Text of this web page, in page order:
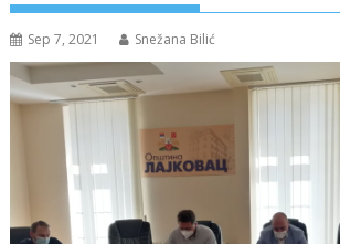
Sep 7, 2021 Snežana Bilić